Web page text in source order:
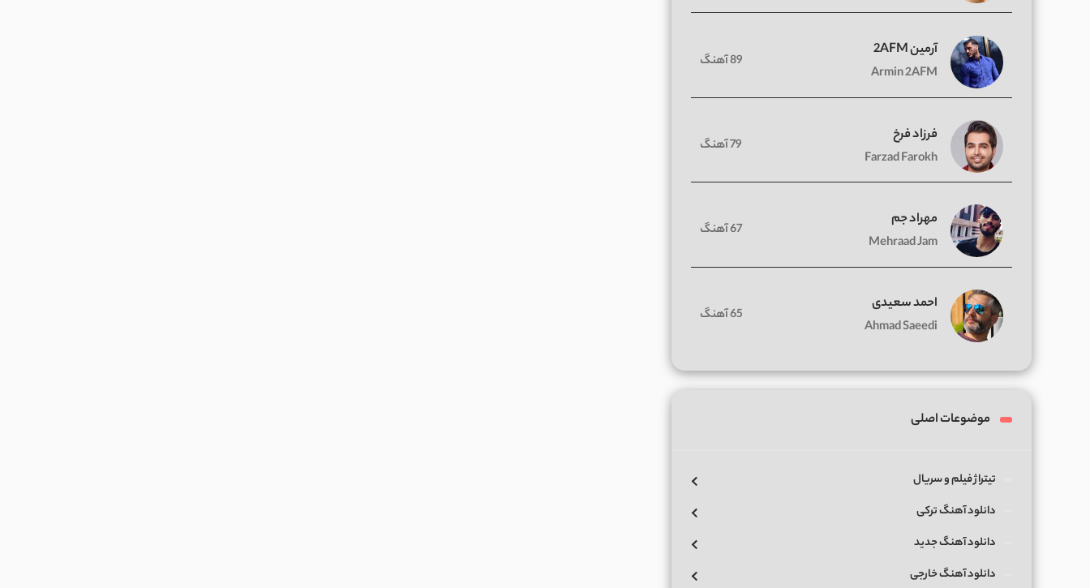
آرمین 2AFM
Armin 2AFM
89 آهنگ
فرزاد فرخ
Farzad Farokh
79 آهنگ
مهراد جم
Mehraad Jam
67 آهنگ
احمد سعیدی
Ahmad Saeedi
65 آهنگ
موضوعات اصلی
تیتراژ فیلم و سریال
دانلود آهنگ ترکی
دانلود آهنگ جدید
دانلود آهنگ خارجی